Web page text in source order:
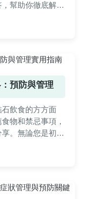
幫助你徹底解決
預防與管理
飲食的方方面
物和禁忌事項，
。無論您是初次
險，改善生活品